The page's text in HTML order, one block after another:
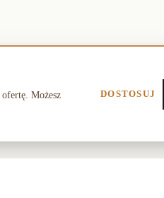
Możesz
DOSTOSUJ